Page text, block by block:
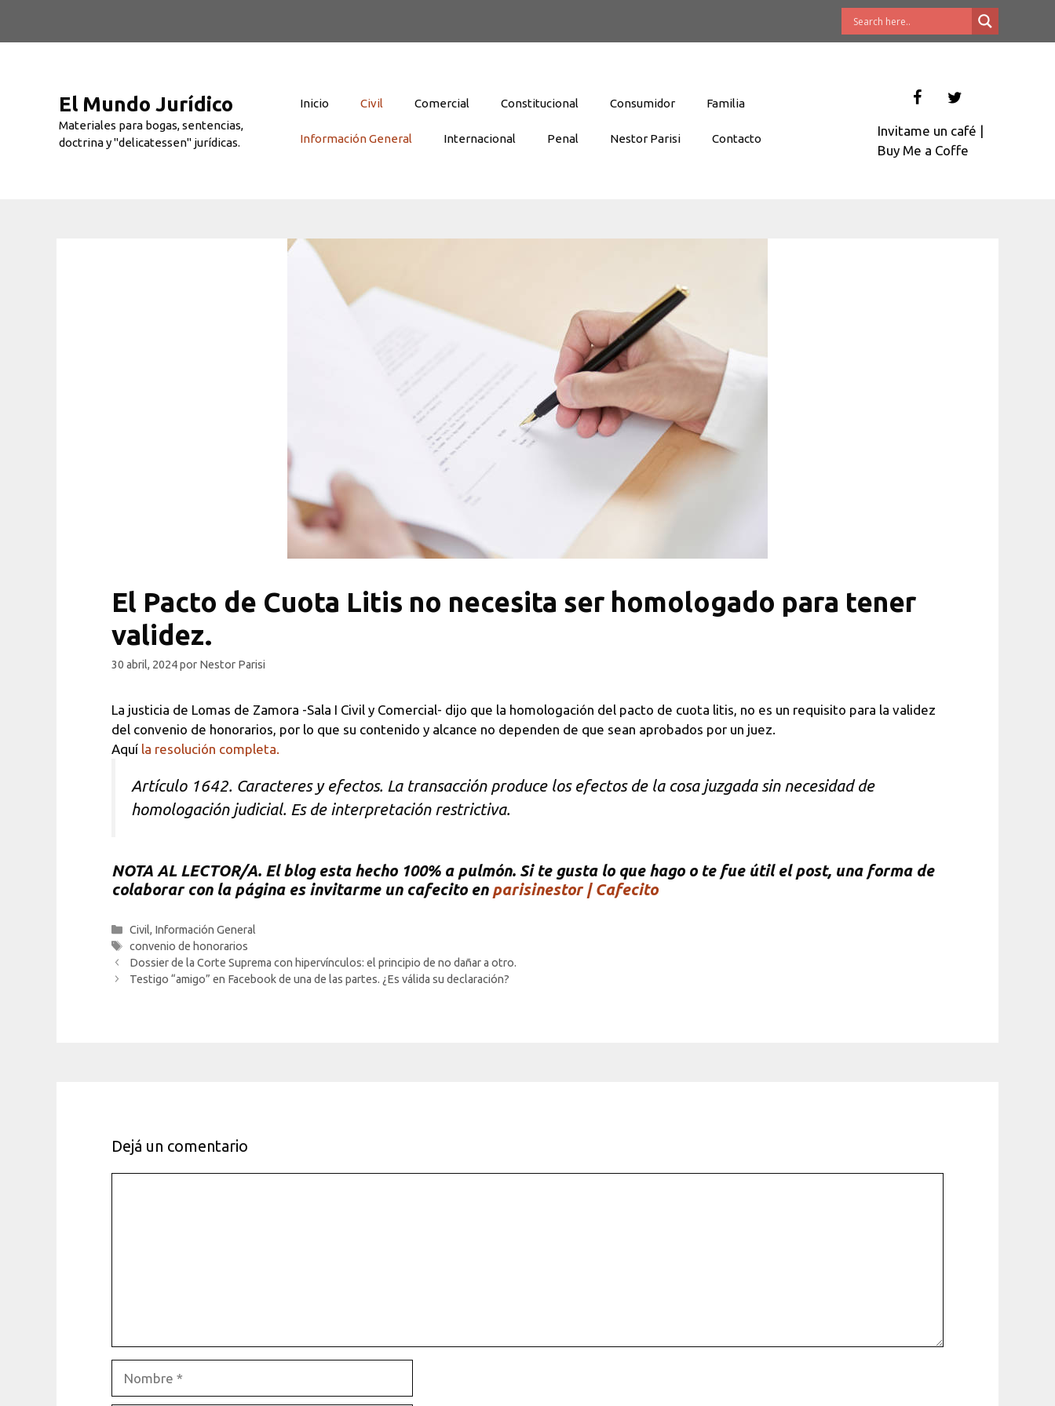
El Mundo Jurídico
Materiales para bogas, sentencias,
doctrina y "delicatessen" jurídicas.
Inicio Civil Comercial Constitucional Consumidor Familia
Información General Internacional Penal Nestor Parisi Contacto
Invitame un café |
Buy Me a Coffe
El Pacto de Cuota Litis no necesita ser homologado para tener
validez.
30 abril, 2024por Nestor Parisi
La justicia de Lomas de Zamora -Sala I Civil y Comercial- dijo que la homologación del pacto de cuota litis, no es un requisito para la validez
del convenio de honorarios, por lo que su contenido y alcance no dependen de que sean aprobados por un juez.
Aquí la resolución completa.
Artículo 1642. Caracteres y efectos. La transacción produce los efectos de la cosa juzgada sin necesidad de
homologación judicial. Es de interpretación restrictiva.
NOTA AL LECTOR/A. El blog esta hecho 100% a pulmón. Si te gusta lo que hago o te fue útil el post, una forma de
colaborar con la página es invitarme un cafecito en parisinestor | Cafecito
Categorías
Civil, Información General
Etiquetas
convenio de honorarios
Dossier de la Corte Suprema con hipervínculos: el principio de no dañar a otro.
Testigo “amigo” en Facebook de una de las partes. ¿Es válida su declaración?
Dejá un comentario